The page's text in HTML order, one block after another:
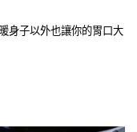
身子以外也讓你的胃口大